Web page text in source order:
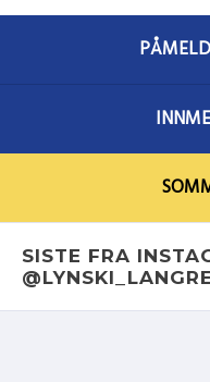
SISTE FRA